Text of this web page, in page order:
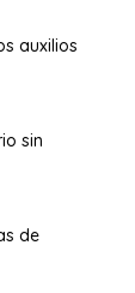
auxilios
sin
de